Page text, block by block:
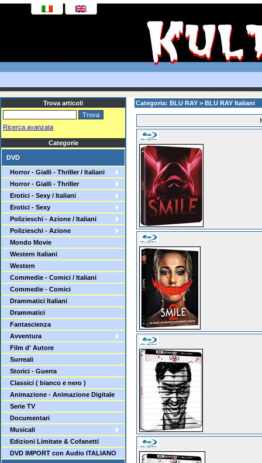
Trova articoli
Ricerca avanzata
Categorie
DVD
Horror - Gialli - Thriller / Italiani
Horror - Gialli - Thriller
Erotici - Sexy / Italiani
Erotici - Sexy
Polizieschi - Azione / Italiani
Polizieschi - Azione
Mondo Movie
Western Italiani
Western
Commedie - Comici / Italiani
Commedie - Comici
Drammatici Italiani
Drammatici
Fantascienza
Avventura
Film d' Autore
Surreali
Storici - Guerra
Classici ( bianco e nero )
Animazione - Animazione Digitale
Serie TV
Documentari
Musicali
Edizioni Limitate & Cofanetti
DVD IMPORT con Audio ITALIANO
Categoria: BLU RAY > BLU RAY Italiani